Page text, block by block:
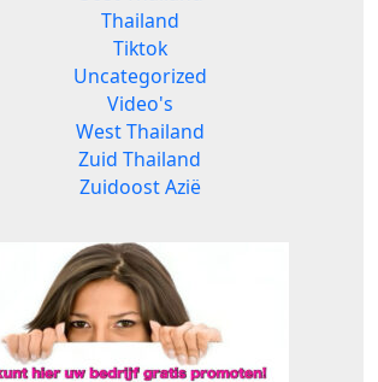
Thailand
Tiktok
Uncategorized
Video's
West Thailand
Zuid Thailand
Zuidoost Azië